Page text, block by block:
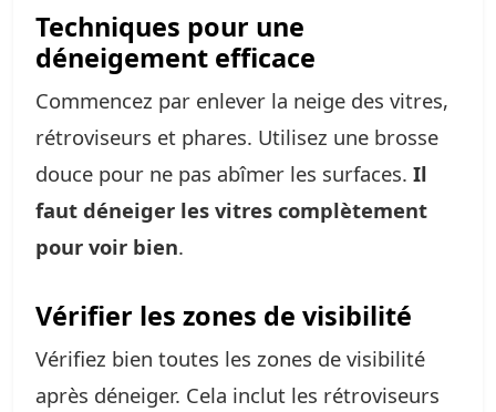
Techniques pour une
déneigement efficace
Commencez par enlever la neige des vitres,
rétroviseurs et phares. Utilisez une brosse
douce pour ne pas abîmer les surfaces. Il
faut déneiger les vitres complètement
pour voir bien.
Vérifier les zones de visibilité
Vérifiez bien toutes les zones de visibilité
après déneiger. Cela inclut les rétroviseurs